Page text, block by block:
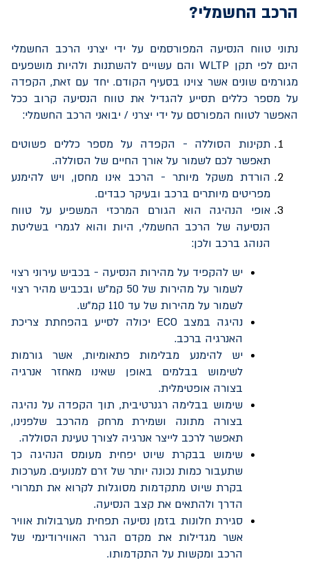
הרכב החשמלי?
נתוני טווח הנסיעה המפורסמים על ידי יצרני הרכב החשמלי
הינם לפי תקן WLTPוהם עשויים להשתנות ולהיות מושפעים
מגורמים שונים אשר צוינו בסעיף הקודם. יחד עם זאת, הקפדה
על מספר כללים תסייע להגדיל את טווח הנסיעה קרוב ככל
האפשר לטווח המפורסם על ידי יצרני / יבואני הרכב החשמלי:
תקינות הסוללה - הקפדה על מספר כללים פשוטים
תאפשר לכם לשמור על אורך החיים של הסוללה.
הורדת משקל מיותר - הרכב אינו מחסן, ויש להימנע
מפריטים מיותרים ברכב ובעיקר כבדים.
אופי הנהיגה הוא הגורם המרכזי המשפיע על טווח
הנסיעה של הרכב החשמלי, היות והוא לגמרי בשליטת
הנוהג ברכב ולכן:
יש להקפיד על מהירות הנסיעה - בכביש עירוני רצוי
לשמור על מהירות של 50 קמ”ש ובכביש מהיר רצוי
לשמור על מהירות של עד 110 קמ"ש.
נהיגה במצבECO יכולה לסייע בהפחתת צריכת
האנרגיה ברכב.
יש להימנע מבלימות פתאומיות, אשר גורמות
לשימוש בבלמים באופן שאינו מאחזר אנרגיה
בצורה אופטימלית.
שימוש בבלימה רגנרטיבית, תוך הקפדה על נהיגה
בצורה מתונה ושמירת מרחק מהרכב שלפנינו,
תאפשר לרכב לייצר אנרגיה לצורך טעינת הסוללה.
שימוש בבקרת שיוט יפחית מעומס הנהיגה כך
שתעבור כמות נכונה יותר של זרם למנועים. מערכות
בקרת שיוט מתקדמות מסוגלות לקרוא את תמרורי
הדרך ולהתאים את קצב הנסיעה.
סגירת חלונות בזמן נסיעה תפחית מערבולות אוויר
אשר מגדילות את מקדם הגרר האווירודינמי של
הרכב ומקשות על התקדמותו.